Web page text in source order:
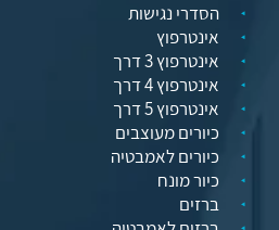
הסדרי נגישות
אינטרפוץ
אינטרפוץ 3 דרך
אינטרפוץ 4 דרך
אינטרפוץ 5 דרך
כיורים מעוצבים
כיורים לאמבטיה
כיור מונח
ברזים